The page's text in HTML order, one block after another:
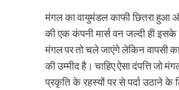
मंगल का वायुमंडल काफी छितरा हुआ
की एक कंपनी मार्स वन जल्दी ही
मंगल पर तो चले जाएंगे लेकिन वापसी
की उम्मीद है। चाहिए ऐसा दंपत्ति जो
प्रकृति के रहस्यों पर से पर्दा उठाने